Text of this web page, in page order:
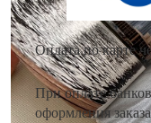
Оплата по карте
При оплате
оформления